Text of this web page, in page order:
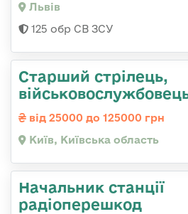
Львів
125 обр СВ ЗСУ
Старший стрілець,
від 25000 до 125000 грн
Київ, Київська область
Начальник станції
радіоперешкод